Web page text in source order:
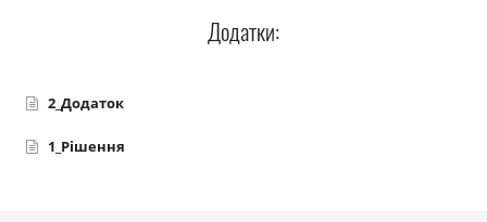
Додатки:
2_Додаток
1_Рішення